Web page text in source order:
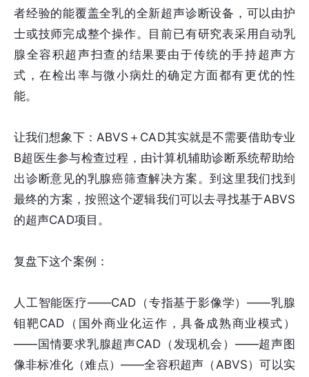
者经验的能覆盖全乳的全新超声诊断设备，可以由护
士或技师完成整个操作。目前已有研究表采用自动乳
腺全容积超声扫查的结果要由于传统的手持超声方
式，在检出率与微小病灶的确定方面都有更优的性
能。
让我们想象下：ABVS＋CAD其实就是不需要借助专业
B超医生参与检查过程，由计算机辅助诊断系统帮助给
出诊断意见的乳腺癌筛查解决方案。到这里我们找到
最终的方案，按照这个逻辑我们可以去寻找基于ABVS
的超声CAD项目。
复盘下这个案例：
人工智能医疗——CAD（专指基于影像学）——乳腺
钼靶CAD（国外商业化运作，具备成熟商业模式）
——国情要求乳腺超声CAD（发现机会）——超声图
像非标准化（难点）——全容积超声（ABVS）可以实